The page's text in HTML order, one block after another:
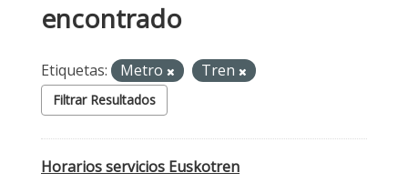
encontrado
Etiquetas: Metro Tren
Filtrar Resultados
Horarios servicios Euskotren